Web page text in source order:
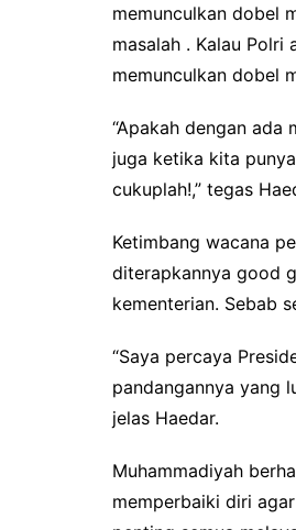
memunculkan dobel
masalah . Kalau Polri
memunculkan dobel
“Apakah dengan ada
juga ketika kita
cukuplah!,” tegas
Ketimbang wacana
diterapkannya good
kementerian. Sebab
“Saya percaya
pandangannya yang
jelas Haedar.
Muhammadiyah
memperbaiki diri